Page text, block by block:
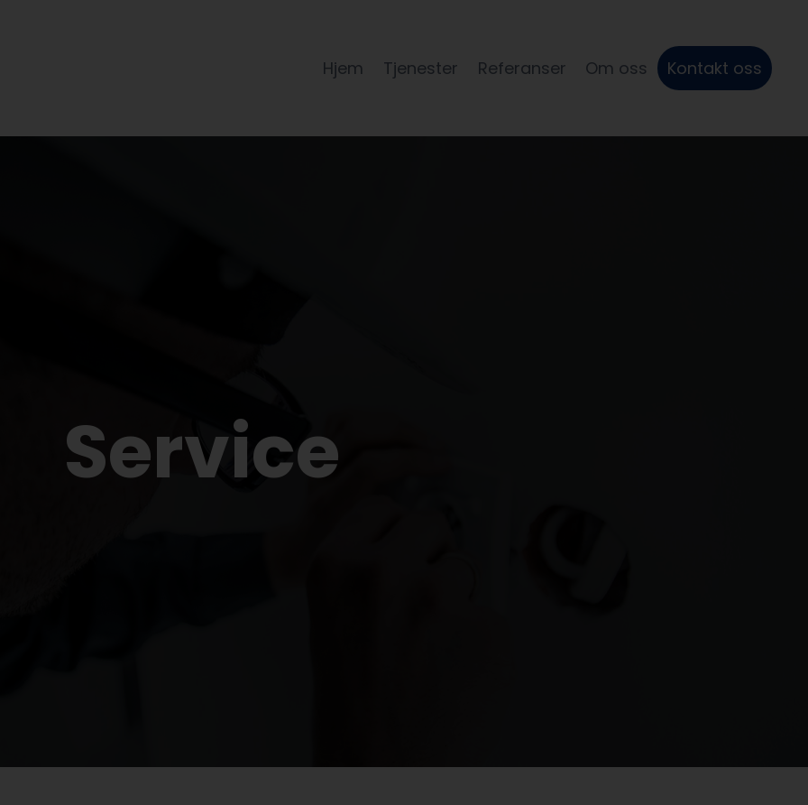
Hjem Tjenester Referanser Om oss Kontakt oss
Service